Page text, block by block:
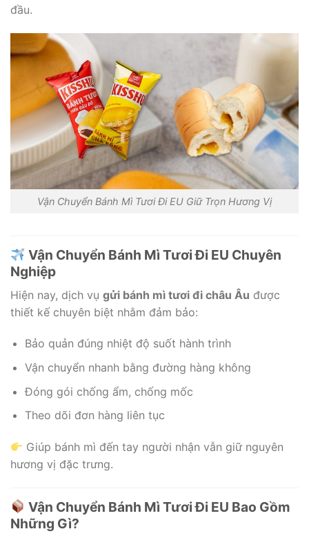
đầu.
Vận Chuyển Bánh Mì Tươi Đi EU Giữ Trọn Hương Vị
Vận Chuyển Bánh Mì Tươi Đi EU Chuyên
Nghiệp
Hiện nay, dịch vụ gửi bánh mì tươi đi châu Âu được
thiết kế chuyên biệt nhằm đảm bảo:
Bảo quản đúng nhiệt độ suốt hành trình
Vận chuyển nhanh bằng đường hàng không
Đóng gói chống ẩm, chống mốc
Theo dõi đơn hàng liên tục
Giúp bánh mì đến tay người nhận vẫn giữ nguyên
hương vị đặc trưng.
Vận Chuyển Bánh Mì Tươi Đi EU Bao Gồm
Những Gì?